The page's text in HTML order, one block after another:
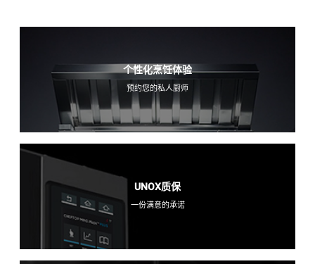
个性化烹饪体验
预约您的私人厨师
UNOX质保
一份满意的承诺